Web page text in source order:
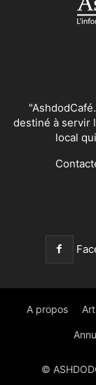
destiné à servir
local
A propos
©